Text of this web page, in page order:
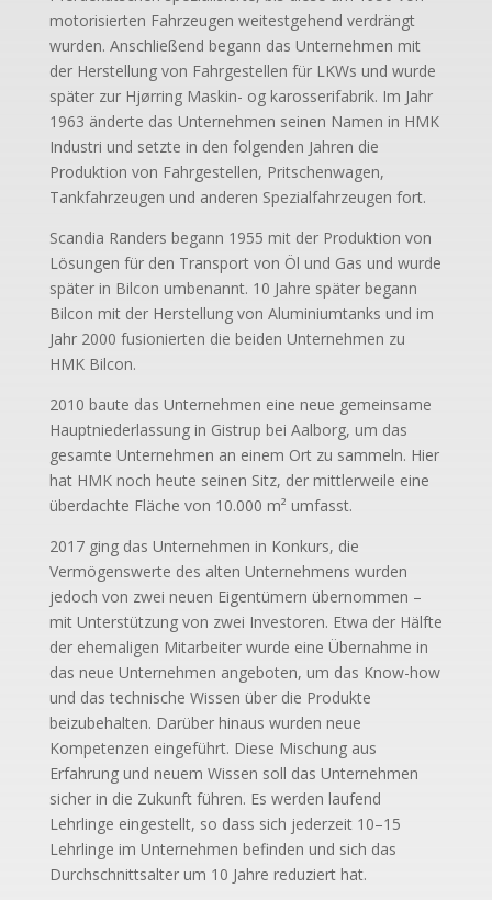
motorisierten Fahrzeugen weitestgehend verdrängt
wurden. Anschließend begann das Unternehmen mit
der Herstellung von Fahrgestellen für LKWs und wurde
später zur Hjørring Maskin- og karosserifabrik. Im Jahr
1963 änderte das Unternehmen seinen Namen in HMK
Industri und setzte in den folgenden Jahren die
Produktion von Fahrgestellen, Pritschenwagen,
Tankfahrzeugen und anderen Spezialfahrzeugen fort.
Scandia Randers begann 1955 mit der Produktion von
Lösungen für den Transport von Öl und Gas und wurde
später in Bilcon umbenannt. 10 Jahre später begann
Bilcon mit der Herstellung von Aluminiumtanks und im
Jahr 2000 fusionierten die beiden Unternehmen zu
HMK Bilcon.
2010 baute das Unternehmen eine neue gemeinsame
Hauptniederlassung in Gistrup bei Aalborg, um das
gesamte Unternehmen an einem Ort zu sammeln. Hier
hat HMK noch heute seinen Sitz, der mittlerweile eine
überdachte Fläche von 10.000 m² umfasst.
2017 ging das Unternehmen in Konkurs, die
Vermögenswerte des alten Unternehmens wurden
jedoch von zwei neuen Eigentümern übernommen –
mit Unterstützung von zwei Investoren. Etwa der Hälfte
der ehemaligen Mitarbeiter wurde eine Übernahme in
das neue Unternehmen angeboten, um das Know-how
und das technische Wissen über die Produkte
beizubehalten. Darüber hinaus wurden neue
Kompetenzen eingeführt. Diese Mischung aus
Erfahrung und neuem Wissen soll das Unternehmen
sicher in die Zukunft führen. Es werden laufend
Lehrlinge eingestellt, so dass sich jederzeit 10–15
Lehrlinge im Unternehmen befinden und sich das
Durchschnittsalter um 10 Jahre reduziert hat.